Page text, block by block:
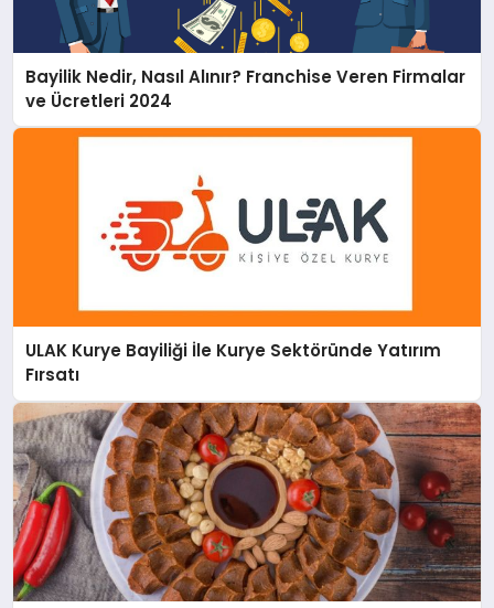
Bayilik Nedir, Nasıl Alınır? Franchise Veren Firmalar
ve Ücretleri 2024
ULAK Kurye Bayiliği İle Kurye Sektöründe Yatırım
Fırsatı